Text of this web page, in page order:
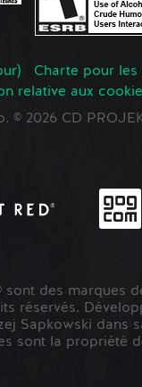
Charte pour
relative aux
2026 CD
des marques
réservés.
Sapkowski dans
sont la propriété